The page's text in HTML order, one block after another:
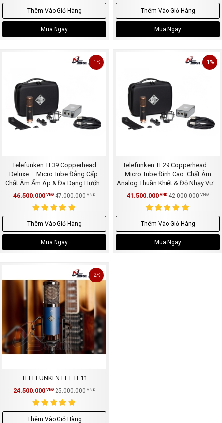
Thêm Vào Giỏ Hàng
Mua Ngay
Thêm Vào Giỏ Hàng
Mua Ngay
Telefunken TF39 Copperhead
Deluxe – Micro Tube Đẳng Cấp:
Chất Âm Ấm Áp & Đa Dạng Hướng
Thu
46.500.000 VNĐ 47.000.000 VNĐ
-1%
Thêm Vào Giỏ Hàng
Mua Ngay
Telefunken TF29 Copperhead –
Micro Tube Đỉnh Cao: Chất Âm
Analog Thuần Khiết & Độ Nhạy Vượt
Trội
41.500.000 VNĐ 42.000.000 VNĐ
-1%
Thêm Vào Giỏ Hàng
Mua Ngay
TELEFUNKEN FET TF11
24.500.000 VNĐ 25.000.000 VNĐ
-2%
Thêm Vào Giỏ Hàng